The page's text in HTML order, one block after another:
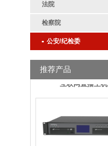
法院
检察院
公安/纪检委
推荐产品
互联网直播主机